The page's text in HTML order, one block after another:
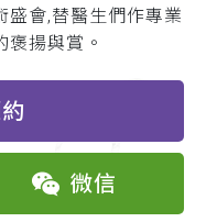
盛會,替醫生們作專業
揚與賞。
微信